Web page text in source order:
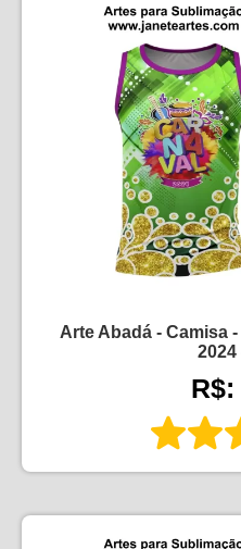
Arte Abadá - Camisa
2024
R$: